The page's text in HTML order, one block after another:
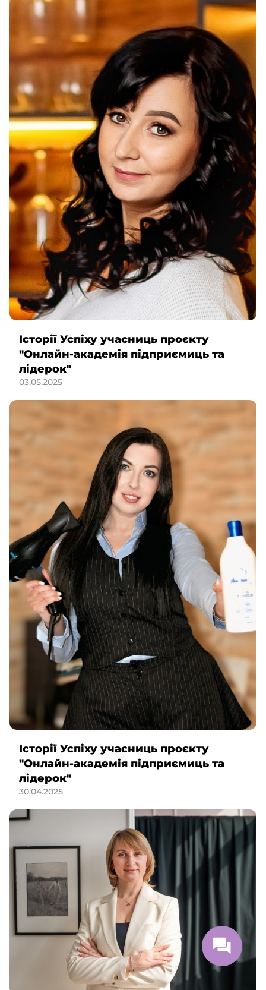
Історії Успіху учасниць проєкту
"Онлайн-академія підприємиць та
лідерок"
03.05.2025
Історії Успіху учасниць проєкту
"Онлайн-академія підприємиць та
лідерок"
30.04.2025